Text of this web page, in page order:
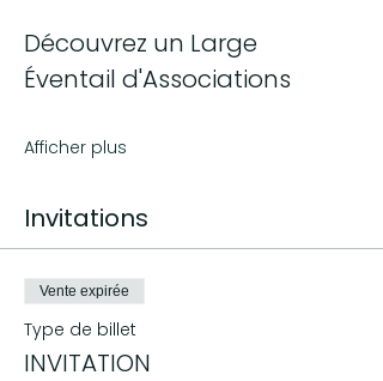
Découvrez un Large
Éventail d'Associations
Afficher plus
Invitations
Vente expirée
Type de billet
INVITATION